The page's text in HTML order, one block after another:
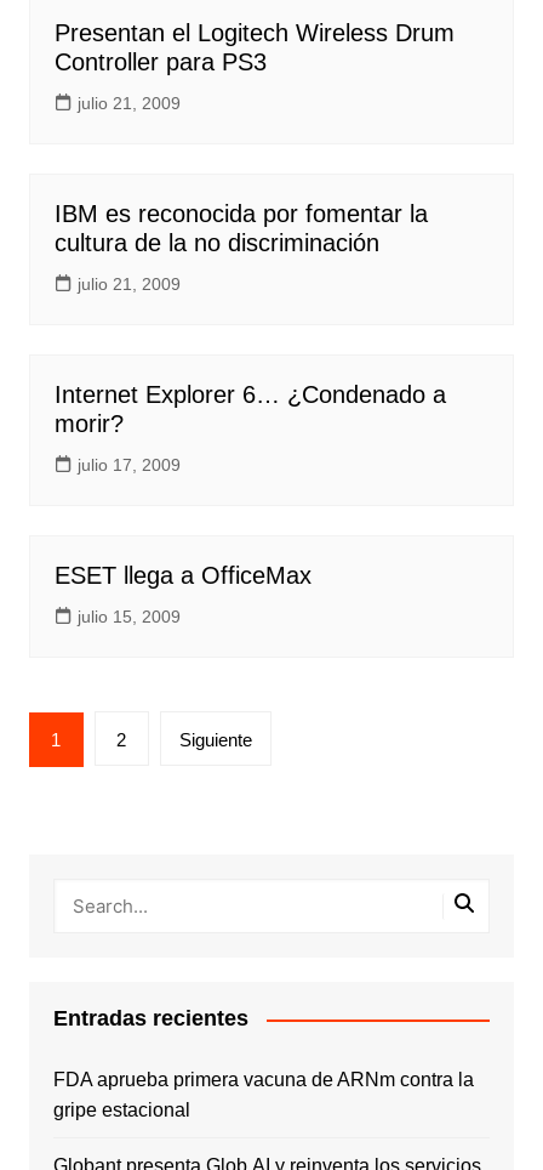
Presentan el Logitech Wireless Drum
Controller para PS3
julio 21, 2009
IBM es reconocida por fomentar la
cultura de la no discriminación
julio 21, 2009
Internet Explorer 6… ¿Condenado a
morir?
julio 17, 2009
ESET llega a OfficeMax
julio 15, 2009
Paginación
de
1 2 Siguiente
Entradas recientes
FDA aprueba primera vacuna de ARNm contra la
gripe estacional
Globant presenta Glob.AI y reinventa los servicios